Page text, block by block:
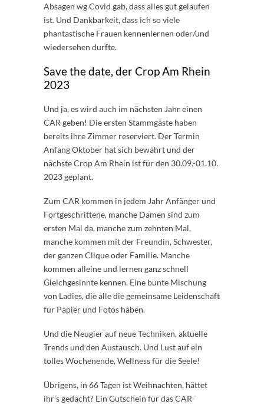
Absagen wg Covid gab, dass alles gut gelaufen
ist. Und Dankbarkeit, dass ich so viele
phantastische Frauen kennenlernen oder/und
wiedersehen durfte.
Save the date, der Crop Am Rhein
2023
Und ja, es wird auch im nächsten Jahr einen
CAR geben! Die ersten Stammgäste haben
bereits ihre Zimmer reserviert. Der Termin
Anfang Oktober hat sich bewährt und der
nächste Crop Am Rhein ist für den 30.09.-01.10.
2023 geplant.
Zum CAR kommen in jedem Jahr Anfänger und
Fortgeschrittene, manche Damen sind zum
ersten Mal da, manche zum zehnten Mal,
manche kommen mit der Freundin, Schwester,
der ganzen Clique oder Familie. Manche
kommen alleine und lernen ganz schnell
Gleichgesinnte kennen. Eine bunte Mischung
von Ladies, die alle die gemeinsame Leidenschaft
für Papier und Fotos haben.
Und die Neugier auf neue Techniken, aktuelle
Trends und den Austausch. Und Lust auf ein
tolles Wochenende, Wellness für die Seele!
Übrigens, in 66 Tagen ist Weihnachten, hättet
ihr’s gedacht? Ein Gutschein für das CAR-